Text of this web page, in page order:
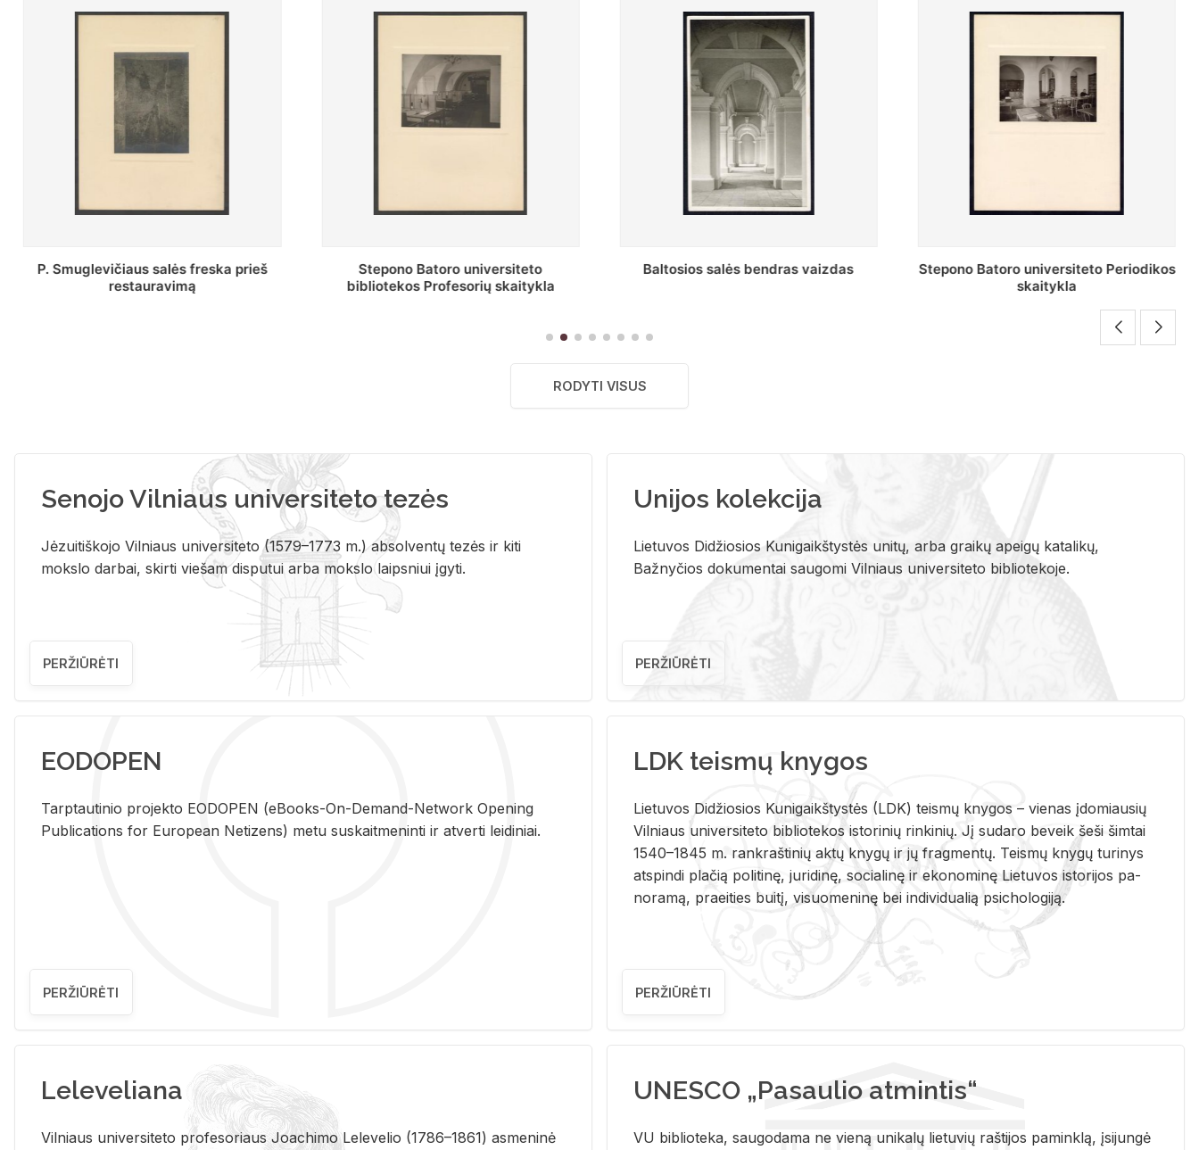
Stepono Batoro universiteto
bibliotekos Profesorių skaitykla
Baltosios salės bendras vaizdas
Stepono Batoro universiteto Periodikos
Periodikos skaitykla Stepono Batoro
universiteto bibliotekoje
RODYTI VISUS
Senojo Vilniaus universiteto tezės
Jėzuitiškojo Vilniaus universiteto (1579–1773 m.) absolventų tezės ir kiti
mokslo darbai, skirti viešam disputui arba mokslo laipsniui įgyti.
PERŽIŪRĖTI
Unijos kolekcija
Lietuvos Didžiosios Kunigaikštystės unitų, arba graikų apeigų katalikų,
Bažnyčios dokumentai saugomi Vilniaus universiteto bibliotekoje.
PERŽIŪRĖTI
EODOPEN
Tarp­tau­ti­nio pro­jek­to EO­DO­PEN (eBo­oks-On-De­mand-Ne­twork Ope­ning
Pub­li­ca­tions for Eu­ro­pe­an Ne­ti­zens) metu su­skait­me­nin­ti ir at­ver­ti lei­di­niai.
PERŽIŪRĖTI
LDK teismų knygos
Lie­tu­vos Di­džio­sios Ku­ni­gaikš­tys­tės (LDK) teis­mų kny­gos – vie­nas įdo­miau­sių
Vil­niaus uni­ver­si­te­to bi­b­lio­te­kos is­to­ri­nių rin­ki­nių. Jį su­da­ro be­veik šeši šim­tai
1540–1845 m. rank­raš­ti­nių aktų kny­gų ir jų frag­men­tų. Teis­mų kny­gų tu­ri­nys
at­spin­di pla­čią po­li­ti­nę, ju­ri­di­nę, so­cia­li­nę ir eko­no­mi­nę Lie­tu­vos is­to­ri­jos pa­
no­ra­mą, pra­ei­ties bui­tį, vi­suo­me­ni­nę bei in­di­vi­dua­lią psi­cho­lo­gi­ją.
PERŽIŪRĖTI
Leleveliana
Vil­niaus uni­ver­si­te­to pro­fe­so­riaus Jo­a­chi­mo Le­le­ve­lio (1786–1861) as­me­ni­nė
UNESCO „Pasaulio atmintis“
VU biblioteka, saugodama ne vieną unikalų lietuvių raštijos paminklą, įsijungė